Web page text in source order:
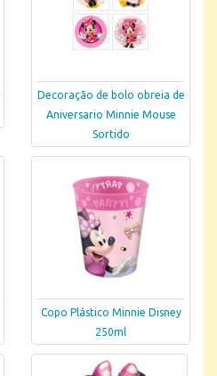
Decoração de bolo obreia de
Aniversario Minnie Mouse
Sortido
Copo Plástico Minnie Disney
250ml